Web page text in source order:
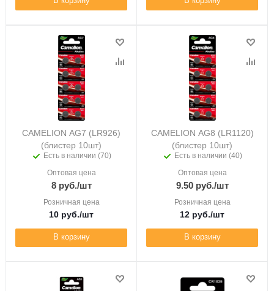
CAMELION AG7 (LR926)
(блистер 10шт)
Есть в наличии (70)
Оптовая цена
8руб./шт
Розничная цена
10 руб./шт
В корзину
CAMELION AG8 (LR1120)
(блистер 10шт)
Есть в наличии (40)
Оптовая цена
9.50руб./шт
Розничная цена
12 руб./шт
В корзину